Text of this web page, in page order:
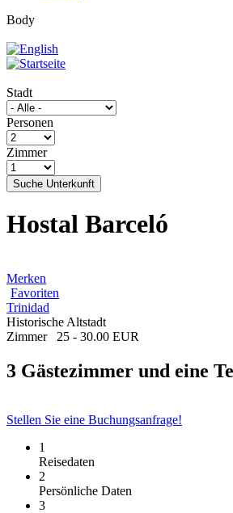
Body
Stadt
Personen
Zimmer
Suche Unterkunft
Hostal Barceló
Merken
Favoriten
Trinidad
Historische Altstadt
Zimmer
25 - 30.00 EUR
3 Gästezimmer und eine
Stellen Sie eine Buchungsanfrage!
1
Reisedaten
2
Persönliche Daten
3